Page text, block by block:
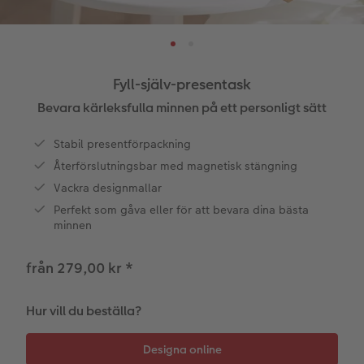
Papperstyper och omslag
CEWE FOTOBOK Color pop
Panoramasida
Minnesficka
Tillbehör
Art Prints
Förstoring på standardpapper
Fotoset
Klistermärken
Tillbehör
Inramad bild
Bild på aluminiumplatta
Galleritryck
Bild på akrylglas
Bild på trä
Förstoring med karta
Fotocollage
Dekoration
Tygprodukter
Skola & kontor
Fotomagneter
Art Prints
Fyll-själv-presentask
Husdjur
Fler kategorier
Designa själv
Fotokort
Dubbla kort
Vykort
Kort med insticksbild
Menyer
Veckokalender
Valmöjligheter
Presentförpackning
Tillbehör
Fyll-själv-presentask
Bevara kärleksfulla minnen på ett personligt sätt
Stabil presentförpackning
Återförslutningsbar med magnetisk stängning
Vackra designmallar
Perfekt som gåva eller för att bevara dina bästa
minnen
från 279,00 kr *
Hur vill du beställa?